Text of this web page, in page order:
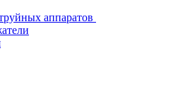
аппаратов